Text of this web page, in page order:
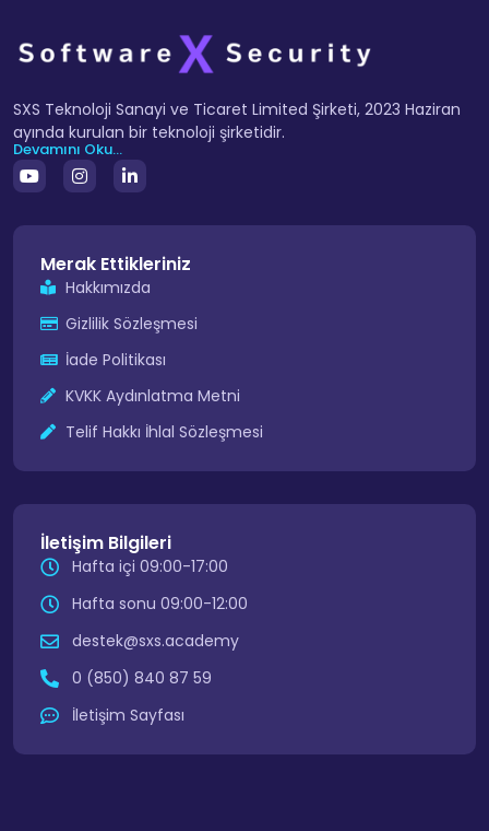
SXS Teknoloji Sanayi ve Ticaret Limited Şirketi, 2023 Haziran
ayında kurulan bir teknoloji şirketidir.
Devamını Oku...
Merak Ettikleriniz
Hakkımızda
Gizlilik Sözleşmesi
İade Politikası
KVKK Aydınlatma Metni
Telif Hakkı İhlal Sözleşmesi
İletişim Bilgileri
Hafta içi 09:00-17:00
Hafta sonu 09:00-12:00
destek@sxs.academy
0 (850) 840 87 59
İletişim Sayfası